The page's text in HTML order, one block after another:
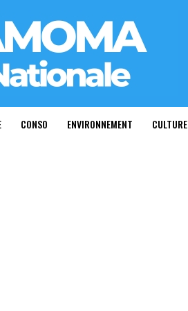
CONSO ENVIRONNEMENT CULTURE